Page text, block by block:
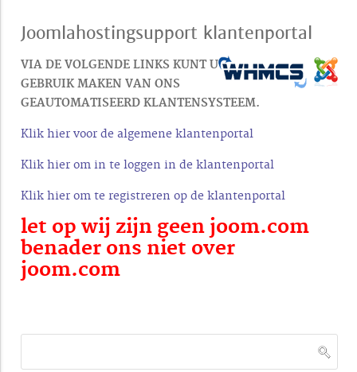
Joomlahostingsupport klantenportal
VIA DE VOLGENDE LINKS KUNT U
GEBRUIK MAKEN VAN ONS
GEAUTOMATISEERD KLANTENSYSTEEM.
Klik hier voor de algemene klantenportal
Klik hier om in te loggen in de klantenportal
Klik hier om te registreren op de klantenportal
let op wij zijn geen joom.com
benader ons niet over
joom.com